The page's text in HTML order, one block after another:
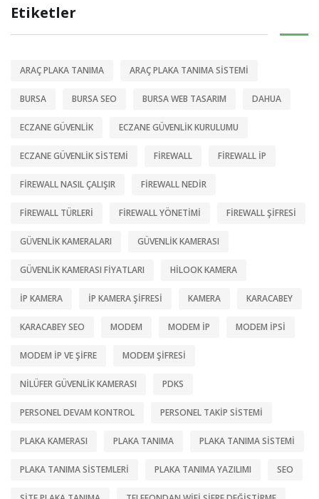
Etiketler
ARAÇ PLAKA TANIMA ARAÇ PLAKA TANIMA SISTEMI
BURSA BURSA SEO BURSA WEB TASARIM DAHUA
ECZANE GÜVENLIK ECZANE GÜVENLIK KURULUMU
ECZANE GÜVENLIK SISTEMI FIREWALL FIREWALL IP
FIREWALL NASIL ÇALIŞIR FIREWALL NEDIR
FIREWALL TÜRLERI FIREWALL YÖNETIMI FIREWALL ŞIFRESI
GÜVENLIK KAMERALARI GÜVENLIK KAMERASI
GÜVENLIK KAMERASI FIYATLARI HILOOK KAMERA
IP KAMERA IP KAMERA ŞIFRESI KAMERA KARACABEY
KARACABEY SEO MODEM MODEM IP MODEM IPSI
MODEM IP VE ŞIFRE MODEM ŞIFRESI
NILÜFER GÜVENLIK KAMERASI PDKS
PERSONEL DEVAM KONTROL PERSONEL TAKIP SISTEMI
PLAKA KAMERASI PLAKA TANIMA PLAKA TANIMA SISTEMI
PLAKA TANIMA SISTEMLERI PLAKA TANIMA YAZILIMI SEO